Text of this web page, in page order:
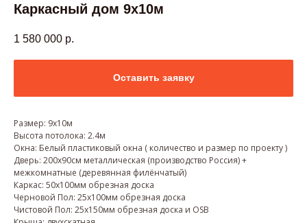
Каркасный дом 9х10м
1 580 000 р.
Оставить заявку
Размер: 9х10м
Высота потолока: 2.4м
Окна: Белый пластиковый окна ( количество и размер по проекту )
Дверь: 200х90см металлическая (производство Россия) +
межкомнатные (деревянная филёнчатый)
Каркас: 50х100мм обрезная доска
Черновой Пол: 25х100мм обрезная доска
Чистовой Пол: 25х150мм обрезная доска и OSB